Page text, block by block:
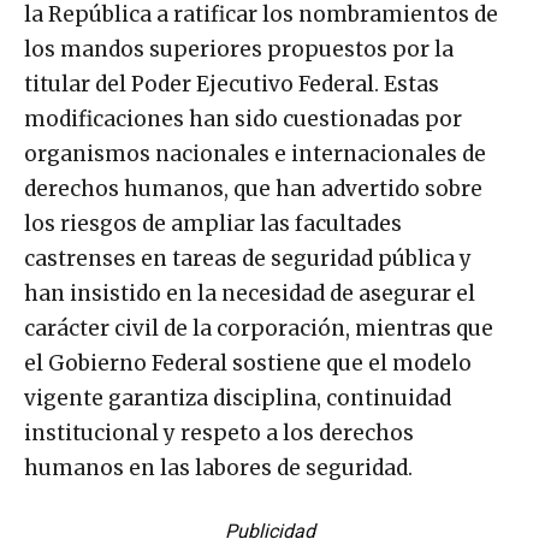
la República a ratificar los nombramientos de
los mandos superiores propuestos por la
titular del Poder Ejecutivo Federal. Estas
modificaciones han sido cuestionadas por
organismos nacionales e internacionales de
derechos humanos, que han advertido sobre
los riesgos de ampliar las facultades
castrenses en tareas de seguridad pública y
han insistido en la necesidad de asegurar el
carácter civil de la corporación, mientras que
el Gobierno Federal sostiene que el modelo
vigente garantiza disciplina, continuidad
institucional y respeto a los derechos
humanos en las labores de seguridad.
Publicidad